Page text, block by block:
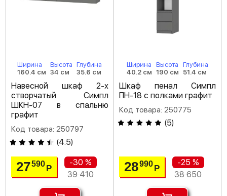
Ширина
160.4 см
Высота
34 см
Глубина
35.6 см
Навесной шкаф 2-х
створчатый Симпл
ШКН-07 в спальню
графит
Код товара: 250797
(4.5)
27590Р
-30 %
39 410
Ширина
40.2 см
Высота
190 см
Глубина
51.4 см
Шкаф пенал Симпл
ПН-18 с полками графит
Код товара: 250775
(5)
28990 Р
-25 %
38 650